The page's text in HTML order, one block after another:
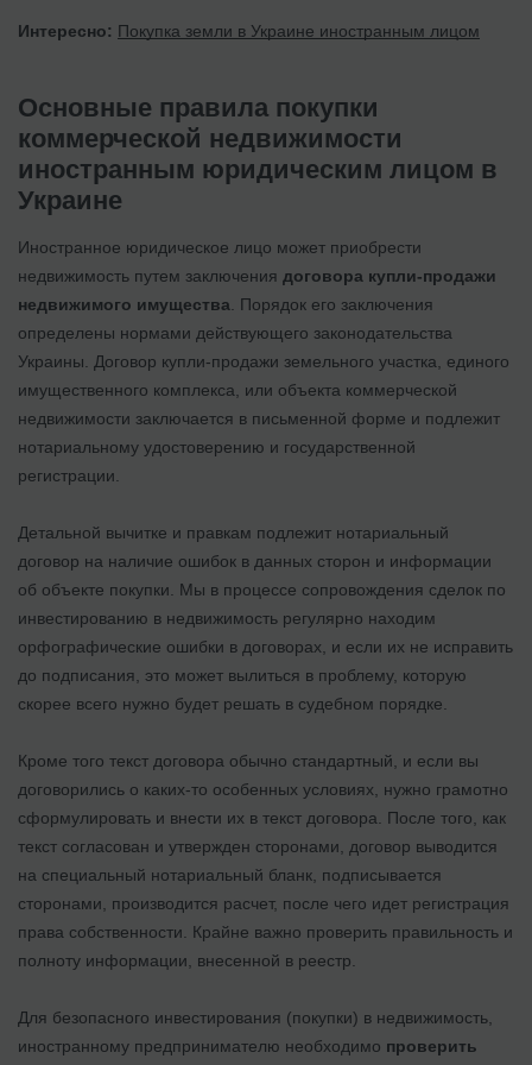
Интересно: Покупка земли в Украине иностранным лицом
Основные правила покупки
коммерческой недвижимости
иностранным юридическим лицом в
Украине
Иностранное юридическое лицо может приобрести
недвижимость путем заключения договора купли-продажи
недвижимого имущества . Порядок его заключения
определены нормами действующего законодательства
Украины. Договор купли-продажи земельного участка, единого
имущественного комплекса, или объекта коммерческой
недвижимости заключается в письменной форме и подлежит
нотариальному удостоверению и государственной
регистрации.
Детальной вычитке и правкам подлежит нотариальный
договор на наличие ошибок в данных сторон и информации
об объекте покупки.
Мы в процессе сопровождения сделок по
инвестированию в недвижимость регулярно находим
орфографические ошибки в договорах, и если их не исправить
до подписания, это может вылиться в проблему, которую
скорее всего нужно будет решать в судебном порядке.
Кроме того текст договора обычно стандартный, и если вы
договорились о каких-то особенных условиях, нужно грамотно
сформулировать и внести их в текст договора. После того, как
текст согласован и утвержден сторонами, договор выводится
на специальный нотариальный бланк, подписывается
сторонами, производится расчет, после чего идет регистрация
права собственности. Крайне важно проверить правильность и
полноту информации, внесенной в реестр.
Для безопасного инвестирования (покупки) в недвижимость,
иностранному предпринимателю необходимо проверить